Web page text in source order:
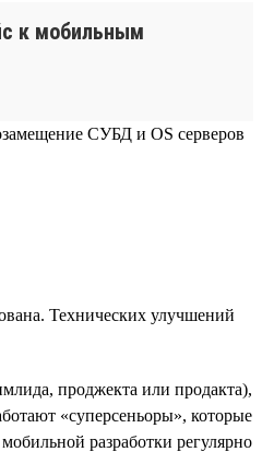
к мобильным
СУБД и OS серверов
Технических улучшений
проджекта или продакта),
«суперсеньоры», которые
разработки регулярно